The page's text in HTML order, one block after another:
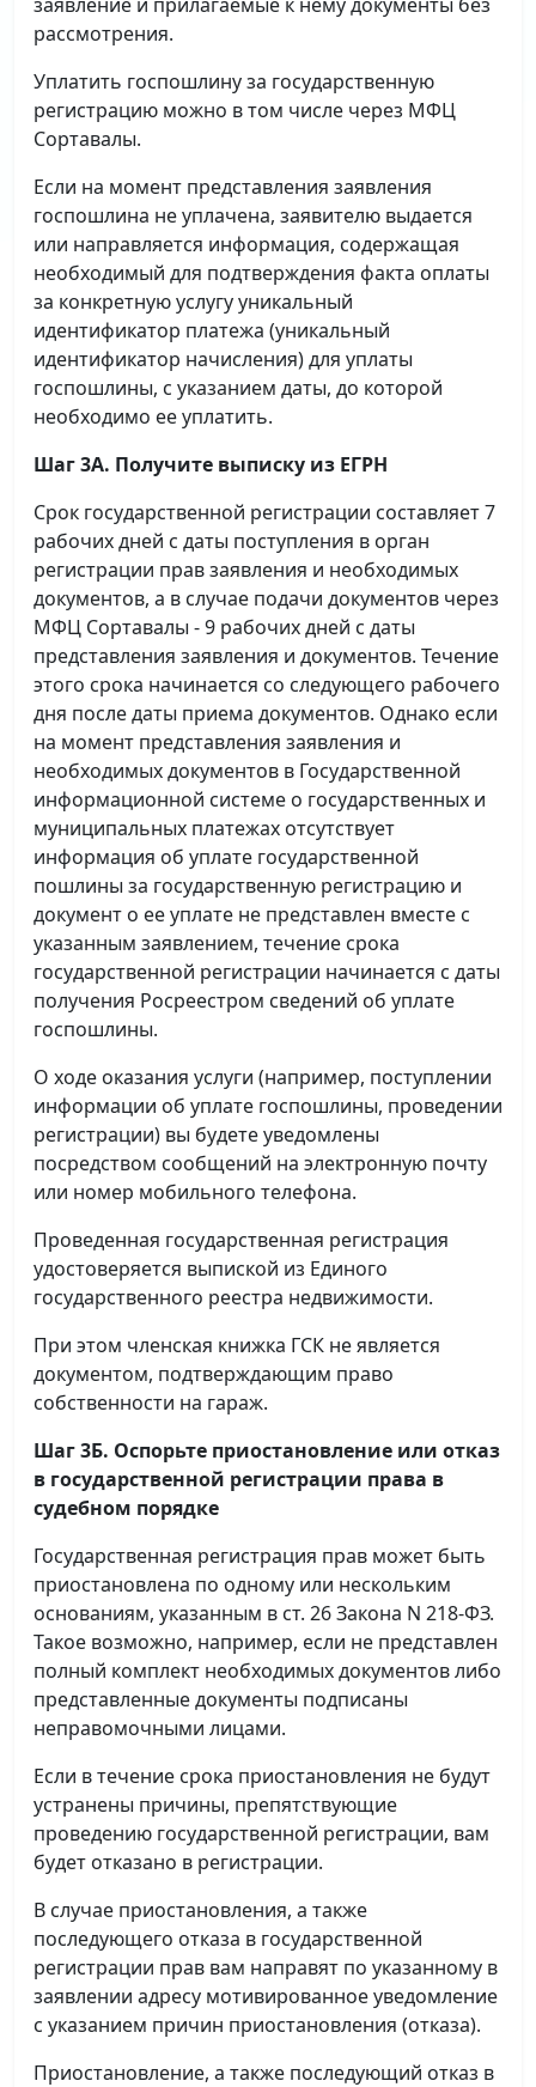
рассмотрения.
Уплатить госпошлину за государственную
регистрацию можно в том числе через МФЦ
Сортавалы.
Если на момент представления заявления
госпошлина не уплачена, заявителю выдается
или направляется информация, содержащая
необходимый для подтверждения факта оплаты
за конкретную услугу уникальный
идентификатор платежа (уникальный
идентификатор начисления) для уплаты
госпошлины, с указанием даты, до которой
необходимо ее уплатить.
Шаг 3А. Получите выписку из ЕГРН
Срок государственной регистрации составляет 7
рабочих дней с даты поступления в орган
регистрации прав заявления и необходимых
документов, а в случае подачи документов через
МФЦ Сортавалы - 9 рабочих дней с даты
представления заявления и документов. Течение
этого срока начинается со следующего рабочего
дня после даты приема документов. Однако если
на момент представления заявления и
необходимых документов в Государственной
информационной системе о государственных и
муниципальных платежах отсутствует
информация об уплате государственной
пошлины за государственную регистрацию и
документ о ее уплате не представлен вместе с
указанным заявлением, течение срока
государственной регистрации начинается с даты
получения Росреестром сведений об уплате
госпошлины.
О ходе оказания услуги (например, поступлении
информации об уплате госпошлины, проведении
регистрации) вы будете уведомлены
посредством сообщений на электронную почту
или номер мобильного телефона.
Проведенная государственная регистрация
удостоверяется выпиской из Единого
государственного реестра недвижимости.
При этом членская книжка ГСК не является
документом, подтверждающим право
собственности на гараж.
Шаг 3Б. Оспорьте приостановление или отказ
в государственной регистрации права в
судебном порядке
Государственная регистрация прав может быть
приостановлена по одному или нескольким
основаниям, указанным в ст. 26 Закона N 218-ФЗ.
Такое возможно, например, если не представлен
полный комплект необходимых документов либо
представленные документы подписаны
неправомочными лицами.
Если в течение срока приостановления не будут
устранены причины, препятствующие
проведению государственной регистрации, вам
будет отказано в регистрации.
В случае приостановления, а также
последующего отказа в государственной
регистрации прав вам направят по указанному в
заявлении адресу мотивированное уведомление
с указанием причин приостановления (отказа).
Приостановление, а также последующий отказ в